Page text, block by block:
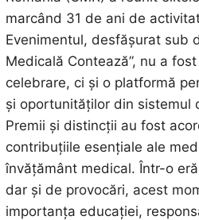
marcând 31 de ani de
Evenimentul, desfășurat sub
Medicală Contează”, nu a
celebrare, ci și o platformă
și oportunităților din sistemul
Premii și distincții au fost
contribuțiile esențiale ale
învățământ medical. Într-o
dar și de provocări, acest
importanța educației,